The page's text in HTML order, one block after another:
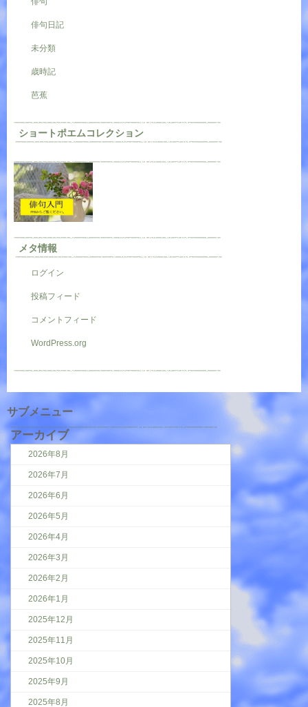
俳句日記
未分類
歳時記
芭蕉
ショートポエムコレクション
メタ情報
ログイン
投稿フィード
コメントフィード
WordPress.org
サブメニュー
アーカイブ
2026年8月
2026年7月
2026年6月
2026年5月
2026年4月
2026年3月
2026年2月
2026年1月
2025年12月
2025年11月
2025年10月
2025年9月
2025年8月